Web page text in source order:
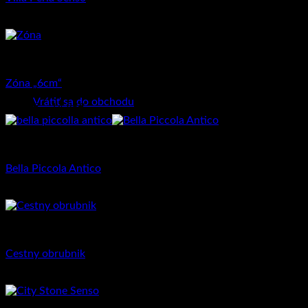
Žiadne produkty v košíku.
Vrátiť sa do obchodu
Zóna „6cm“
€–14.85€
Bella Piccola Antico
Cestny obrubnik